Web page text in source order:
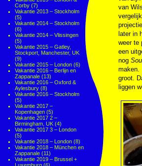
Corby (7)
Vakantie 2013 – Stockholm
(5)
Vakantie 2014 – Stockholm
(6)
Vakantie 2014 – Vlissingen
(5)
Vakantie 2015 – Gatley,
Stockport, Manchester, UK
(9)
Vakantie 2015 – London (6)
Vakantie 2016 – Berlijn en
Zappanale (13)
Vakantie 2016 – Oxford &
Aylesbury (8)
Vakantie 2016 – Stockholm
(5)
Vakantie 2017 –
Kopenhagen (5)
Vakantie 2017 2 –
Birmingham, UK (4)
Vakantie 2017 3 – London
(5)
Vakantie 2018 – London (8)
Vakantie 2018 – München en
Zappanale (11)
Vakantie 2019 – Brussel +
van
later in
weer te
een
nog
maken.
groot.
liggen